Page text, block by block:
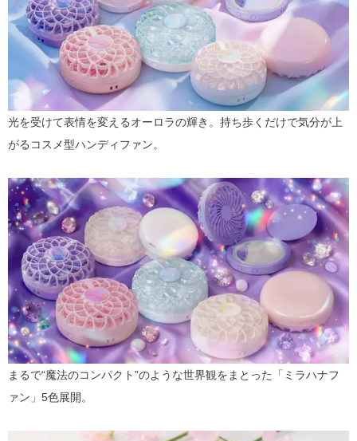
光を受けて表情を変えるオーロラの輝き。持ち歩くだけで気分が上
がるコスメ型ハンディファン。
まるで“魔法のコンパクト”のような世界観をまとった「ミラハナフ
ァン」5色展開。